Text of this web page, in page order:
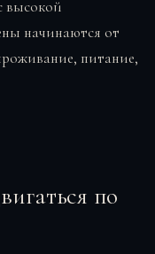
высокой
начинаются от
питание,
по